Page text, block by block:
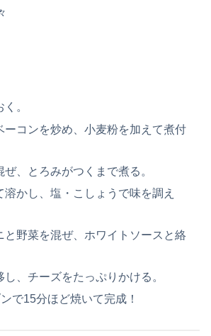
。
ーコンを炒め、小麦粉を加えて煮付
、とろみがつくまで煮る。
溶かし、塩・こしょうで味を調え
と野菜を混ぜ、ホワイトソースと絡
、チーズをたっぷりかける。
で15分ほど焼いて完成！